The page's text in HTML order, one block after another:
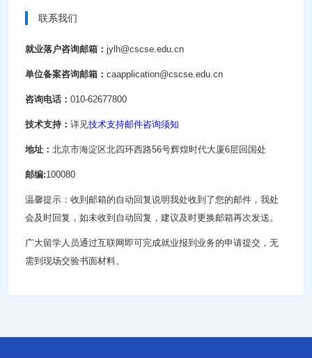
联系我们
就业落户咨询邮箱： jylh@cscse.edu.cn
单位备案咨询邮箱： caapplication@cscse.edu.cn
咨询电话： 010-62677800
技术支持： 详见技术支持邮件咨询须知
地址： 北京市海淀区北四环西路56号辉煌时代大厦6层回国处
邮编:100080
温馨提示：收到邮箱的自动回复说明我处收到了您的邮件，我处
会及时回复，如未收到自动回复，建议及时更换邮箱再次发送。
广大留学人员通过互联网即可完成就业报到业务的申请提交，无
需到现场交验书面材料。